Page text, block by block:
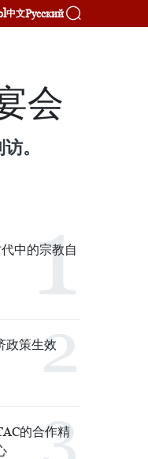
中文Русский
会
。
中的宗教自
政策生效
的合作精